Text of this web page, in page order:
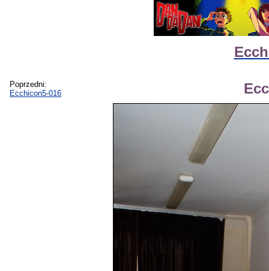
Poprzedni:
Ecchicon5-016